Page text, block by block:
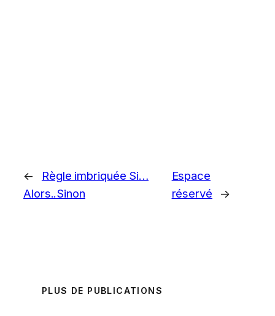
←
Règle imbriquée Si…
Alors..Sinon
Espace
réservé
→
PLUS DE PUBLICATIONS